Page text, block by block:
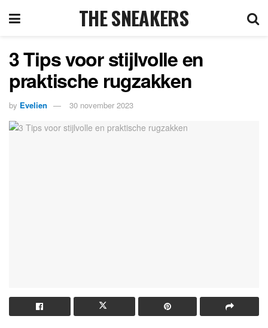
THE SNEAKERS
3 Tips voor stijlvolle en
praktische rugzakken
by Evelien 30 november 2023